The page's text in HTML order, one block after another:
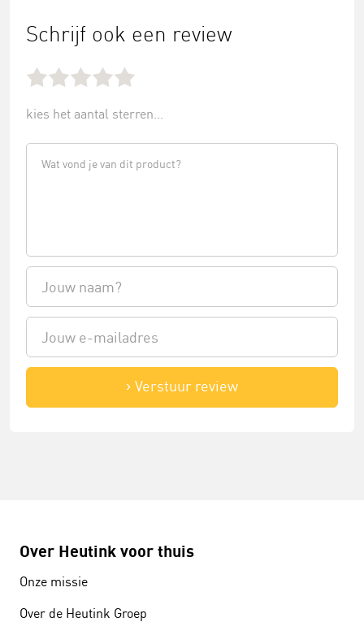
Schrijf ook een review
kies het aantal sterren...
Verstuur review
Over Heutink voor thuis
Onze missie
Over de Heutink Groep